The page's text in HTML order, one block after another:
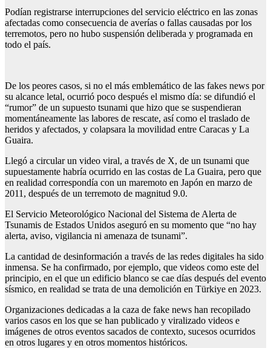
Podían registrarse interrupciones del servicio eléctrico en las zonas
afectadas como consecuencia de averías o fallas causadas por los
terremotos, pero no hubo suspensión deliberada y programada en
todo el país.
De los peores casos, si no el más emblemático de las fakes news por
su alcance letal, ocurrió poco después el mismo día: se difundió el
“rumor” de un supuesto tsunami que hizo que se suspendieran
momentáneamente las labores de rescate, así como el traslado de
heridos y afectados, y colapsara la movilidad entre Caracas y La
Guaira.
Llegó a circular un video viral, a través de X, de un tsunami que
supuestamente habría ocurrido en las costas de La Guaira, pero que
en realidad correspondía con un maremoto en Japón en marzo de
2011, después de un terremoto de magnitud 9.0.
El Servicio Meteorológico Nacional del Sistema de Alerta de
Tsunamis de Estados Unidos aseguró en su momento que “no hay
alerta, aviso, vigilancia ni amenaza de tsunami”.
La cantidad de desinformación a través de las redes digitales ha sido
inmensa. Se ha confirmado, por ejemplo, que videos como este del
principio, en el que un edificio blanco se cae días después del evento
sísmico, en realidad se trata de una demolición en Türkiye en 2023.
Organizaciones dedicadas a la caza de fake news han recopilado
varios casos en los que se han publicado y viralizado videos e
imágenes de otros eventos sacados de contexto, sucesos ocurridos
en otros lugares y en otros momentos históricos.